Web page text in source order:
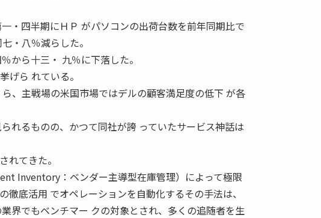
・四半期にＨＰ がパソコンの出荷台数を前年同期比で
・八％減らした。
から十三・ 九％に下落した。
げら れている。
、主戦場の米国市場ではデルの顧客満足度の低下 が各
れるものの、かつて同社が誇 っていたサービス神話は
れてきた。
Inventory：ベンダー主導型在庫管理）によって極限
徹底活用 でオペレーションを自動化するその手法は、
界でもベンチマー クの対象とされ、多くの追随者を生